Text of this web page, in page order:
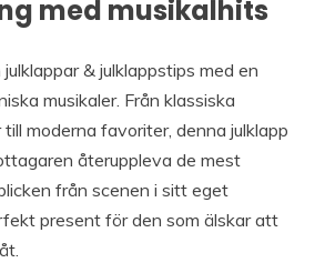
med musikalhits
& julklappstips med en
musikaler. Från klassiska
moderna favoriter, denna julklapp
återuppleva de mest
från scenen i sitt eget
present för den som älskar att